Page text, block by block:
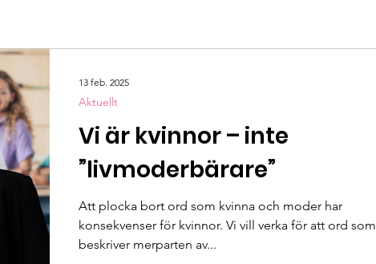
Vi är kvinnor – inte
”livmoderbärare”
Att plocka bort ord som kvinna och moder har
konsekvenser för kvinnor. Vi vill verka för att ord som
beskriver merparten av...
Aktuellt
13 feb. 2025